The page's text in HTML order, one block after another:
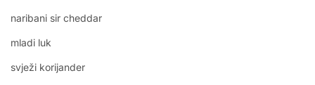
naribani sir cheddar
mladi luk
svježi korijander